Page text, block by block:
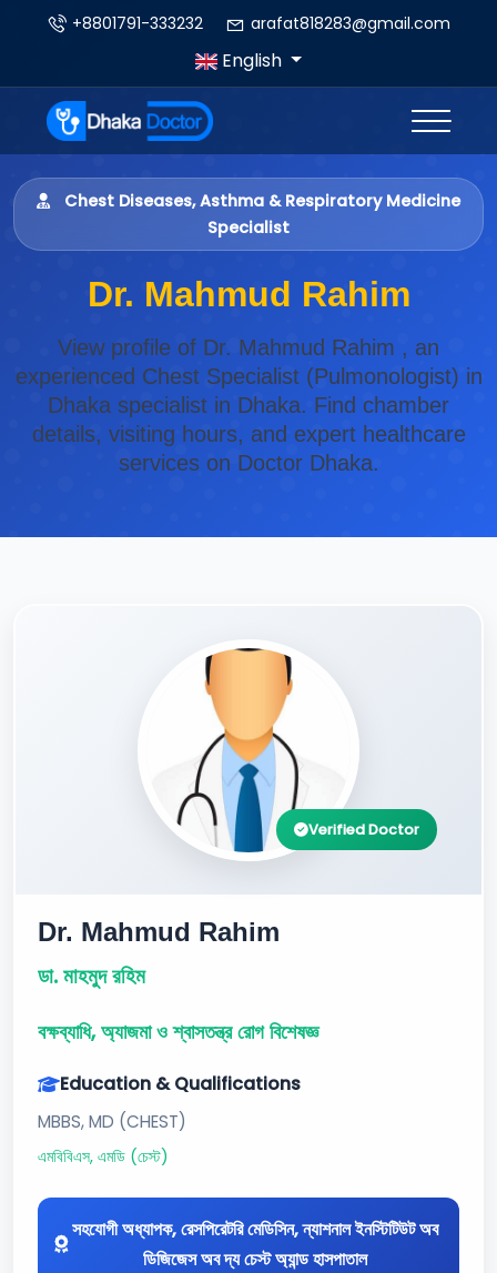
+8801791-333232 arafat818283@gmail.com
English
Chest Diseases, Asthma & Respiratory Medicine
Specialist
Dr. Mahmud Rahim
View profile of Dr. Mahmud Rahim , an
experienced Chest Specialist (Pulmonologist) in
Dhaka specialist in Dhaka. Find chamber
details, visiting hours, and expert healthcare
services on Doctor Dhaka.
Verified Doctor
Dr. Mahmud Rahim
ডা. মাহমুদ রহিম
বক্ষব্যাধি, অ্যাজমা ও শ্বাসতন্ত্র রোগ বিশেষজ্ঞ
Education & Qualifications
MBBS, MD (CHEST)
এমবিবিএস, এমডি (চেস্ট)
সহযোগী অধ্যাপক, রেসপিরেটরি মেডিসিন, ন্যাশনাল ইনস্টিটিউট অব
ডিজিজেস অব দ্য চেস্ট অ্যান্ড হাসপাতাল